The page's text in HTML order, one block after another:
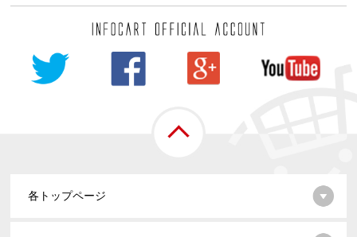
各トップページ